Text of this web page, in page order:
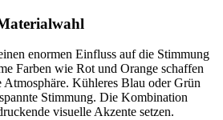
enormen Einfluss auf die Stimmung
Farben wie Rot und Orange schaffen
Atmosphäre. Kühleres Blau oder Grün
Stimmung. Die Kombination
visuelle Akzente setzen.